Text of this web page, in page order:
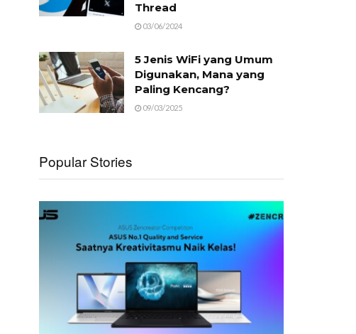
Thread
03/06/2024
5 Jenis WiFi yang Umum
Digunakan, Mana yang
Paling Kencang?
09/03/2025
Popular Stories